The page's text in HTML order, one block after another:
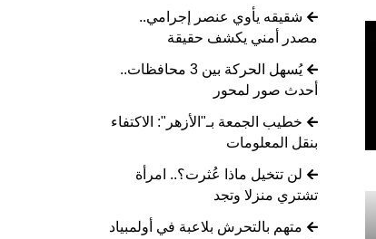
شقيقه يأوي عنصر إجرامي..
مصدر أمني يكشف حقيقة
يُسهل الحركة بين 3 محافظات..
أحدث صور لمحور
خطيب الجمعة بـ"الأزهر": الاكتفاء
بنقل المعلومات
لن تتخيل ماذا عُثرت؟.. امرأة
تشتري منزلا وتجد
متهم بالتحرش بلاعبة في أولمبياد